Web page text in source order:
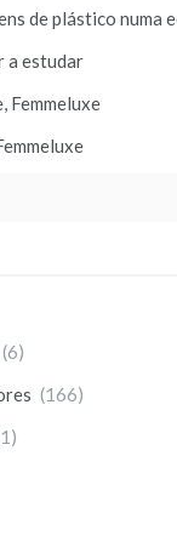
de plástico numa
a estudar
Femmeluxe
(6)
(166)